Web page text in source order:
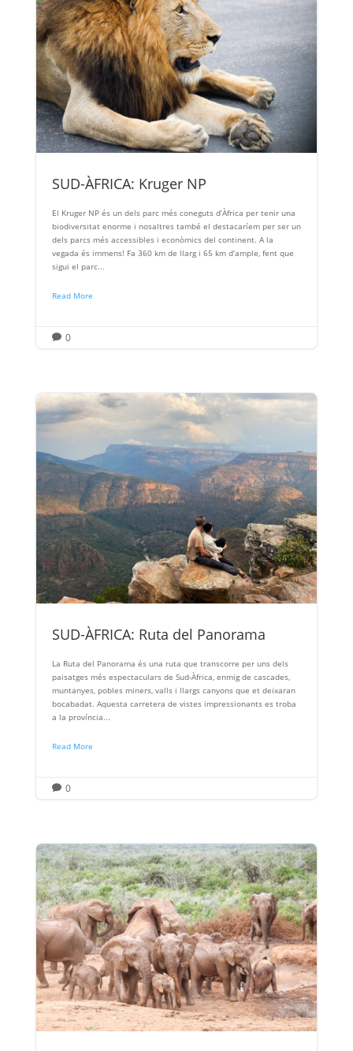
SUD-ÀFRICA: Kruger NP
El Kruger NP és un dels parc més coneguts d’Àfrica per tenir una
biodiversitat enorme i nosaltres també el destacaríem per ser un
dels parcs més accessibles i econòmics del continent. A la
vegada és immens! Fa 360 km de llarg i 65 km d’ample, fent que
sigui el parc...
Read More
 0
SUD-ÀFRICA: Ruta del Panorama
La Ruta del Panorama és una ruta que transcorre per uns dels
paisatges més espectaculars de Sud-Àfrica, enmig de cascades,
muntanyes, pobles miners, valls i llargs canyons que et deixaran
bocabadat. Aquesta carretera de vistes impressionants es troba
a la província...
Read More
 0